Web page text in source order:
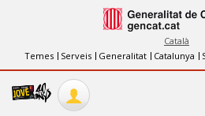
Català
Temes
Serveis Generalitat Catalunya
INFORMACIÓ
FES-TE EL CJ